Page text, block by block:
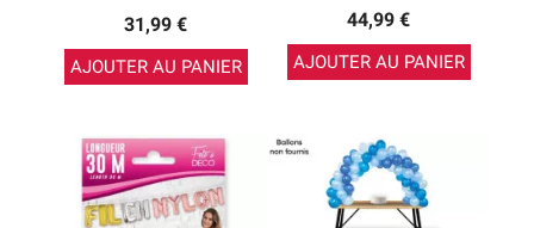
31,99 €
AJOUTER AU PANIER
44,99 €
AJOUTER AU PANIER